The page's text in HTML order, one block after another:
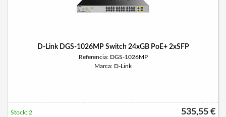
D-Link DGS-1026MP Switch 24xGB PoE+ 2xSFP
Referencia: DGS-1026MP
Marca: D-Link
535,55 €
Stock: 2